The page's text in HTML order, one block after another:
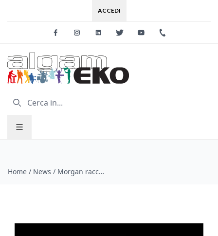
ACCEDI
FacebookInstagramLinkedinTwitter Youtube
Home / News / Morgan racconta (e canta) i Doors